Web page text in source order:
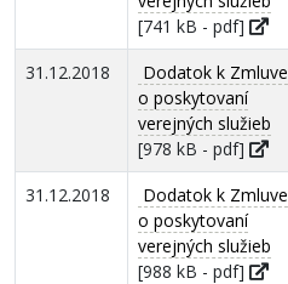
[741 kB - pdf]
31.12.2018
Dodatok k Zmluve
o poskytovaní
verejných služieb
[978 kB - pdf]
31.12.2018
Dodatok k Zmluve
o poskytovaní
verejných služieb
[988 kB - pdf]